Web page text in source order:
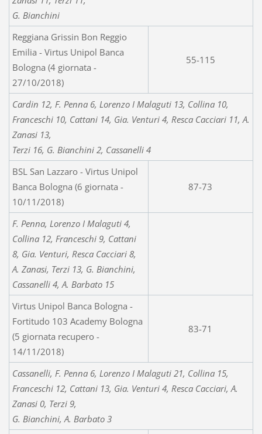
G. Bianchini
Reggiana Grissin Bon Reggio
Emilia - Virtus Unipol Banca
Bologna (4 giornata -
27/10/2018)
55-115
Cardin 12, F. Penna 6, Lorenzo I Malaguti 13, Collina 10,
Franceschi 10, Cattani 14, Gia. Venturi 4, Resca Cacciari 11, A.
Zanasi 13,
Terzi 16, G. Bianchini 2, Cassanelli 4
BSL San Lazzaro - Virtus Unipol
Banca Bologna (6 giornata -
10/11/2018)
87-73
F. Penna, Lorenzo I Malaguti 4,
Collina 12, Franceschi 9, Cattani
8, Gia. Venturi, Resca Cacciari 8,
A. Zanasi, Terzi 13, G. Bianchini,
Cassanelli 4, A. Barbato 15
Virtus Unipol Banca Bologna -
Fortitudo 103 Academy Bologna
(5 giornata recupero -
14/11/2018)
83-71
Cassanelli, F. Penna 6, Lorenzo I Malaguti 21, Collina 15,
Franceschi 12, Cattani 13, Gia. Venturi 4, Resca Cacciari, A.
Zanasi 0, Terzi 9,
G. Bianchini, A. Barbato 3